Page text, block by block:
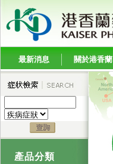
最新消息 關於港香蘭
產品分類